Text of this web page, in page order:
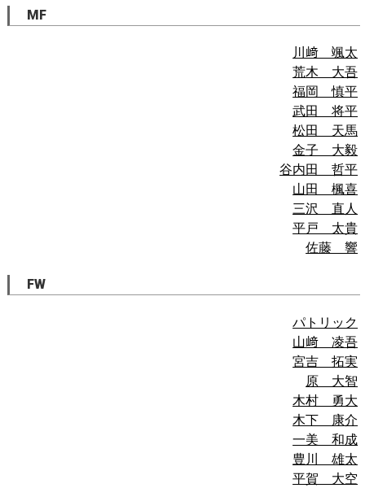
MF
川﨑 颯太
荒木 大吾
福岡 慎平
武田 将平
松田 天馬
金子 大毅
谷内田 哲平
山田 楓喜
三沢 直人
平戸 太貴
佐藤 響
FW
パトリック
山﨑 凌吾
宮吉 拓実
原 大智
木村 勇大
木下 康介
一美 和成
豊川 雄太
平賀 大空